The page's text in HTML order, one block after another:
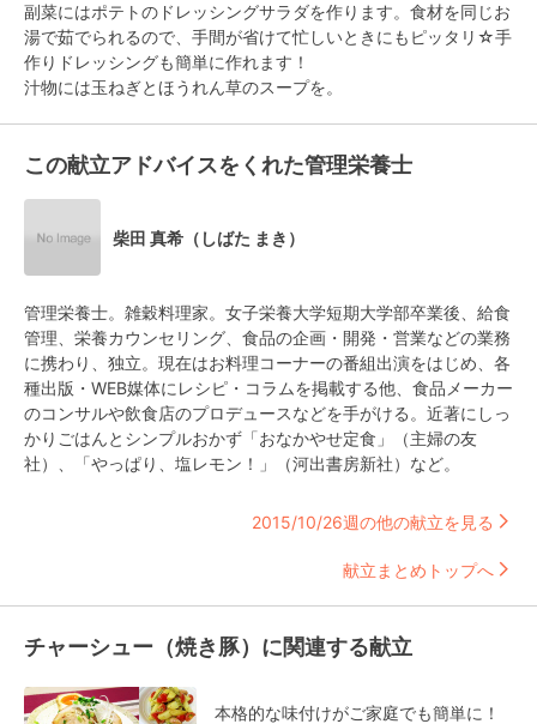
副菜にはポテトのドレッシングサラダを作ります。食材を同じお
湯で茹でられるので、手間が省けて忙しいときにもピッタリ☆手
作りドレッシングも簡単に作れます！
汁物には玉ねぎとほうれん草のスープを。
この献立アドバイスをくれた管理栄養士
柴田 真希（しばた まき）
管理栄養士。雑穀料理家。女子栄養大学短期大学部卒業後、給食
管理、栄養カウンセリング、食品の企画・開発・営業などの業務
に携わり、独立。現在はお料理コーナーの番組出演をはじめ、各
種出版・WEB媒体にレシピ・コラムを掲載する他、食品メーカー
のコンサルや飲食店のプロデュースなどを手がける。近著にしっ
かりごはんとシンプルおかず「おなかやせ定食」（主婦の友
社）、「やっぱり、塩レモン！」（河出書房新社）など。
2015/10/26週の他の献立を見る
献立まとめトップへ
チャーシュー（焼き豚）に関連する献立
本格的な味付けがご家庭でも簡単に！